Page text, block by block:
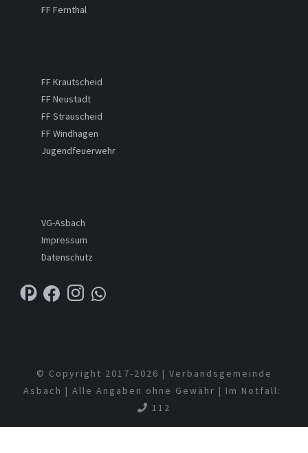
FF Fernthal
FF Krautscheid
FF Neustadt
FF Strauscheid
FF Windhagen
Jugendfeuerwehr
VG-Asbach
Impressum
Datenschutz
© Copyright 2017-2026 | Verbandsgemeinde
Asbach | Alle Angaben ohne Gewähr | Im Notfall:
112